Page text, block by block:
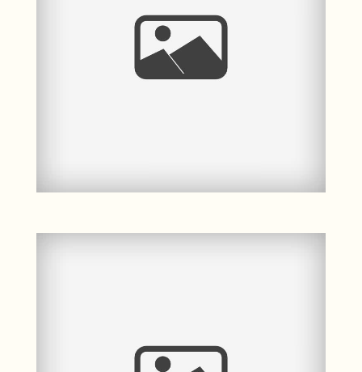
Hochzeitsfotos in der
Kapelle St. Annen u.
Brigitten Stralsund
Neugeborenenshooting